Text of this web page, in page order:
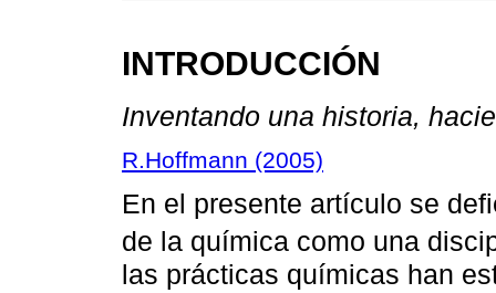
INTRODUCCIÓN
Inventando una historia,
R.Hoffmann (2005)
En el presente artículo se
de la química como una
las prácticas químicas han